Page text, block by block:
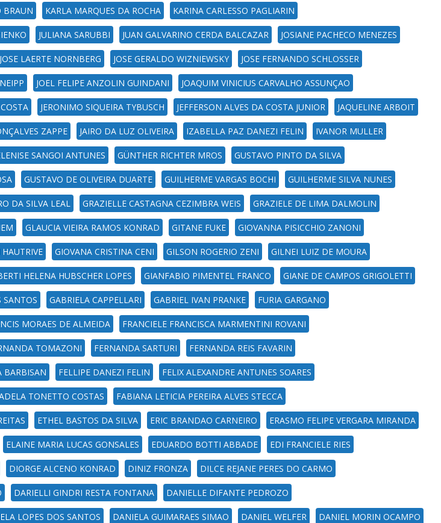
BRAUN KARLA MARQUES DA ROCHA KARINA CARLESSO PAGLIARIN
JULIANA SARUBBI JUAN GALVARINO CERDA BALCAZAR JOSIANE PACHECO MENEZES
JOSE LAERTE NORNBERG JOSE GERALDO WIZNIEWSKY JOSE FERNANDO SCHLOSSER
JOEL FELIPE ANZOLIN GUINDANI JOAQUIM VINICIUS CARVALHO ASSUNÇAO
JERONIMO SIQUEIRA TYBUSCH JEFFERSON ALVES DA COSTA JUNIOR JAQUELINE ARBOIT
ZAPPE JAIRO DA LUZ OLIVEIRA IZABELLA PAZ DANEZI FELIN IVANOR MULLER
SANGOI ANTUNES GÜNTHER RICHTER MROS GUSTAVO PINTO DA SILVA
GUSTAVO DE OLIVEIRA DUARTE GUILHERME VARGAS BOCHI GUILHERME SILVA NUNES
DA SILVA LEAL GRAZIELLE CASTAGNA CEZIMBRA WEIS GRAZIELE DE LIMA DALMOLIN
GLAUCIA VIEIRA RAMOS KONRAD GITANE FUKE GIOVANNA PISICCHIO ZANONI
GIOVANA CRISTINA CENI GILSON ROGERIO ZENI GILNEI LUIZ DE MOURA
HELENA HUBSCHER LOPES GIANFABIO PIMENTEL FRANCO GIANE DE CAMPOS GRIGOLETTI
SANTOS GABRIELA CAPPELLARI GABRIEL IVAN PRANKE FURIA GARGANO
MORAES DE ALMEIDA FRANCIELE FRANCISCA MARMENTINI ROVANI
TOMAZONI FERNANDA SARTURI FERNANDA REIS FAVARIN
BARBISAN FELLIPE DANEZI FELIN FELIX ALEXANDRE ANTUNES SOARES
TONETTO COSTAS FABIANA LETICIA PEREIRA ALVES STECCA
ETHEL BASTOS DA SILVA ERIC BRANDAO CARNEIRO ERASMO FELIPE VERGARA MIRANDA
ELAINE MARIA LUCAS GONSALES EDUARDO BOTTI ABBADE EDI FRANCIELE RIES
DIORGE ALCENO KONRAD DINIZ FRONZA DILCE REJANE PERES DO CARMO
DARIELLI GINDRI RESTA FONTANA DANIELLE DIFANTE PEDROZO
LOPES DOS SANTOS DANIELA GUIMARAES SIMAO DANIEL WELFER DANIEL MORIN OCAMPO